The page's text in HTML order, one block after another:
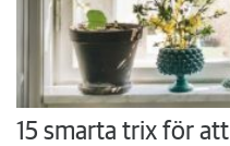
15 smarta trix för